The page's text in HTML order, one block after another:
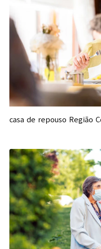
casa de repouso Região